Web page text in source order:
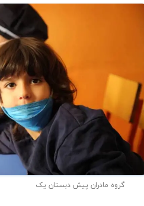
گروه مادران پیش دبستان یک